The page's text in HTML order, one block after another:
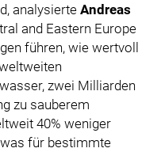
analysierteAndreas
and Eastern Europe
führen, wie wertvoll
zwei Milliarden
zu sauberem
40% weniger
für bestimmte